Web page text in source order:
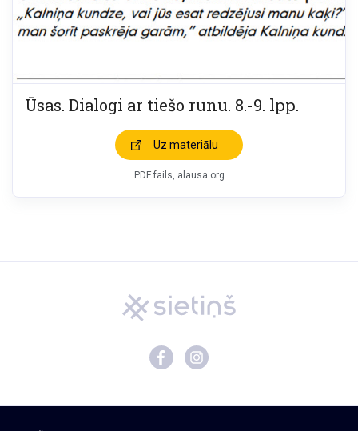
Ūsas. Dialogi ar tiešo runu. 8.-9. lpp.
Uz materiālu
PDF fails, alausa.org